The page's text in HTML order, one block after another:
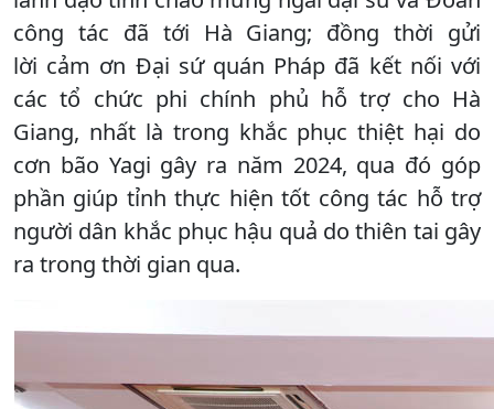
công tác đã tới Hà Giang; đồng thời gửi
lời cảm ơn Đại sứ quán Pháp đã kết nối với
các tổ chức phi chính phủ hỗ trợ cho Hà
Giang, nhất là trong khắc phục thiệt hại do
cơn bão Yagi gây ra năm 2024, qua đó góp
phần giúp tỉnh thực hiện tốt công tác hỗ trợ
người dân khắc phục hậu quả do thiên tai gây
ra trong thời gian qua.